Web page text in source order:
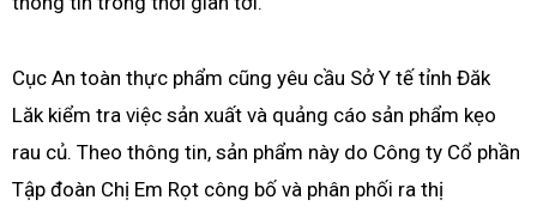
Cục An toàn thực phẩm cũng yêu cầu Sở Y tế tỉnh Đăk
Lăk kiểm tra việc sản xuất và quảng cáo sản phẩm kẹo
rau củ. Theo thông tin, sản phẩm này do Công ty Cổ phần
Tập đoàn Chị Em Rọt công bố và phân phối ra thị